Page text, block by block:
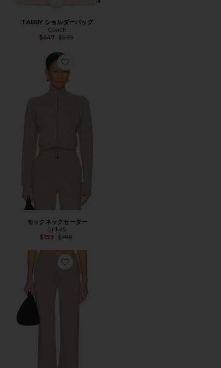
TABBY ショルダーバッグ
Coach
$447 Previous price:
$595
Favorite モックネックセーター
モックネックセーター
SKIMS
$159 Previous price:
$198
Favorite WOOL CASHMERE パンツ